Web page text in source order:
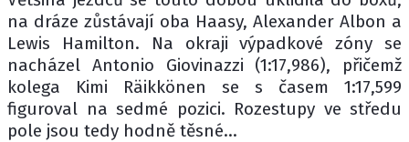
na dráze zůstávají oba Haasy, Alexander Albon a
Lewis Hamilton. Na okraji výpadkové zóny se
nacházel Antonio Giovinazzi (1:17,986), přičemž
kolega Kimi Räikkönen se s časem 1:17,599
figuroval na sedmé pozici. Rozestupy ve středu
pole jsou tedy hodně těsné...